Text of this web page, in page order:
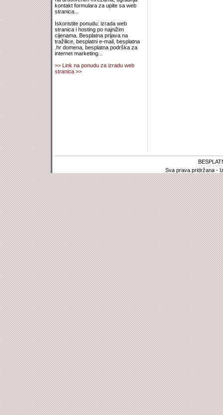
kontakt formulara za upite sa web
stranica...
Iskoristite ponudu: izrada web
stranica i hosting po najnižim
cijenama. Besplatna prijava na
tražilice, besplatni e-mail, besplatna
.hr domena, besplatna podrška za
internet marketing...
>> Link na ponudu za izradu web
stranica >>
Sva prava pridržana -